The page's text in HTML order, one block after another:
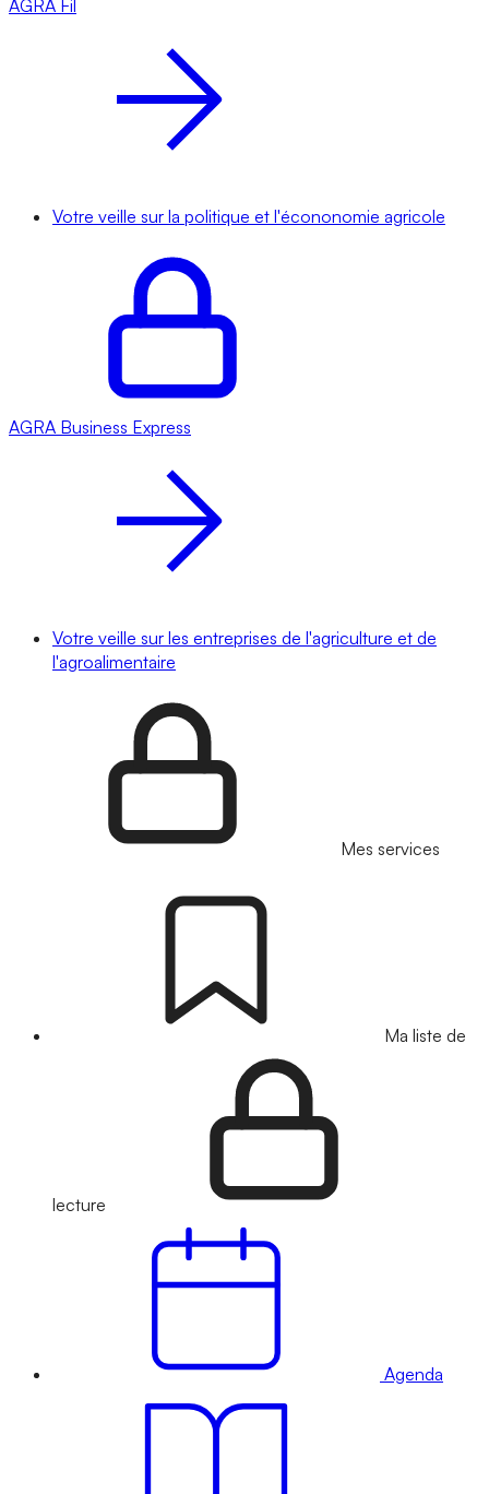
AGRA Fil
Votre veille sur la politique et l'écononomie agricole
AGRA Business Express
Votre veille sur les entreprises de l'agriculture et de
l'agroalimentaire
Mes services
Ma liste de
lecture
Agenda